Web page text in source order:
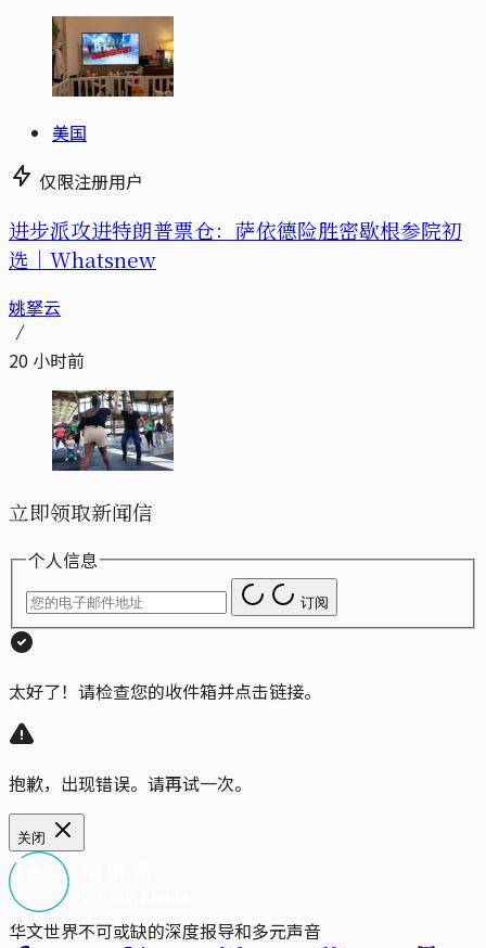
美国
仅限注册用户
进步派攻进特朗普票仓：萨依德险胜密歇根参院初
选｜Whatsnew
姚拏云
20 小时前
立即领取新闻信
个人信息
订阅
太好了！请检查您的收件箱并点击链接。
抱歉，出现错误。请再试一次。
关闭
华文世界不可或缺的深度报导和多元声音